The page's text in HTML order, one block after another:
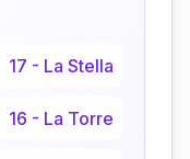
17 - La Stella
16 - La Torre